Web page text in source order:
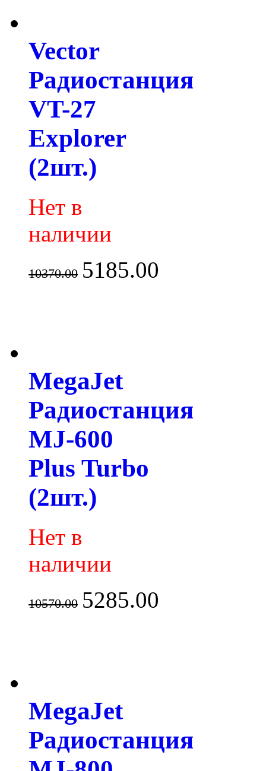
Vector
Радиостанция
VT-27
Explorer
(2шт.)
Нет в
наличии
10370.00 5185.00
MegaJet
Радиостанция
MJ-600
Plus Turbo
(2шт.)
Нет в
наличии
10570.00 5285.00
MegaJet
Радиостанция